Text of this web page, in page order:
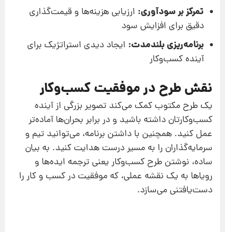
تمرکز بر سودآوری: ارزیابی هزینه‌ها و قیمت‌گذاری
دقیق برای افزایش سود
برنامه‌ریزی بلندمدت: ایجاد دیدی استراتژیک برای
آینده کسب‌وکار
نقش طرح در موفقیت کسب‌وکار
یک طرح مکتوب کمک می‌کند تصویر بزرگی از آینده
کسب‌وکارتان داشته باشید و در برابر بحران‌ها آماده‌تر
عمل کنید. همچنین با داشتن برنامه، می‌توانید تیم و
سرمایه‌گذاران را به مسیر درست هدایت کنید. به بیان
ساده، نوشتن طرح کسب‌وکار یعنی ترجمه ایده‌ها و
رویاها به یک نقشه عملی، که موفقیت در کسب‌ و کار را
دست‌یافتنی می‌سازد.